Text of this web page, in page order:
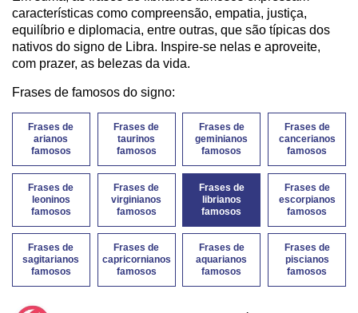
características como compreensão, empatia, justiça,
equilíbrio e diplomacia, entre outras, que são típicas dos
nativos do signo de Libra. Inspire-se nelas e aproveite,
com prazer, as belezas da vida.
Frases de famosos do signo:
Frases de
arianos
famosos
Frases de
taurinos
famosos
Frases de
geminianos
famosos
Frases de
cancerianos
famosos
Frases de
leoninos
famosos
Frases de
virginianos
famosos
Frases de
librianos
famosos
Frases de
escorpianos
famosos
Frases de
sagitarianos
famosos
Frases de
capricornianos
famosos
Frases de
aquarianos
famosos
Frases de
piscianos
famosos